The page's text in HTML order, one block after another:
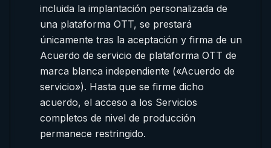
incluida la implantación personalizada de
una plataforma OTT, se prestará
únicamente tras la aceptación y firma de un
Acuerdo de servicio de plataforma OTT de
marca blanca independiente («Acuerdo de
servicio»). Hasta que se firme dicho
acuerdo, el acceso a los Servicios
completos de nivel de producción
permanece restringido.